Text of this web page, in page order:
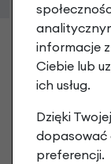
informacje
Ciebie lub
ich usług.
Dzięki
dopasować
preferencji.